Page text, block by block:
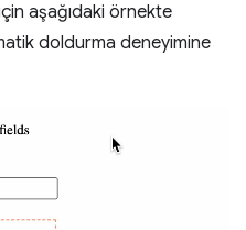
aşağıdaki örnekte
doldurma deneyimine